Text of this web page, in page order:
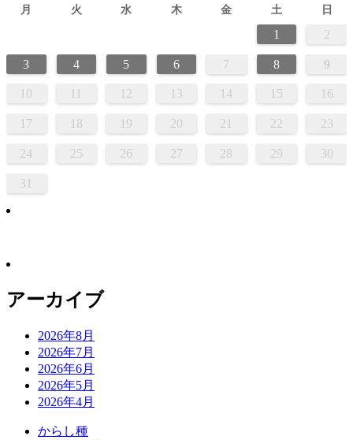
月 火 水 木 金 土 日
1 2
3 4 5 6 7 8 9
10 12 13 14 15 16
17 18 19 20 21 22 23
24 25 26 27 28 29 30
31
アーカイブ
2026年8月
2026年7月
2026年6月
2026年5月
2026年4月
から し種